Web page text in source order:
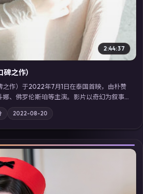
2:44:37
之作）
之作）于2022年7月1日在泰国首映，由朴赞
、佛罗伦斯·珀等主演。影片以奇幻为叙事
静被一封匿名信彻底打破；摄影与配乐强化
过「国产免费观看高清电视剧在线看」延
作，畅享高清在线追剧体验。
2022-08-20